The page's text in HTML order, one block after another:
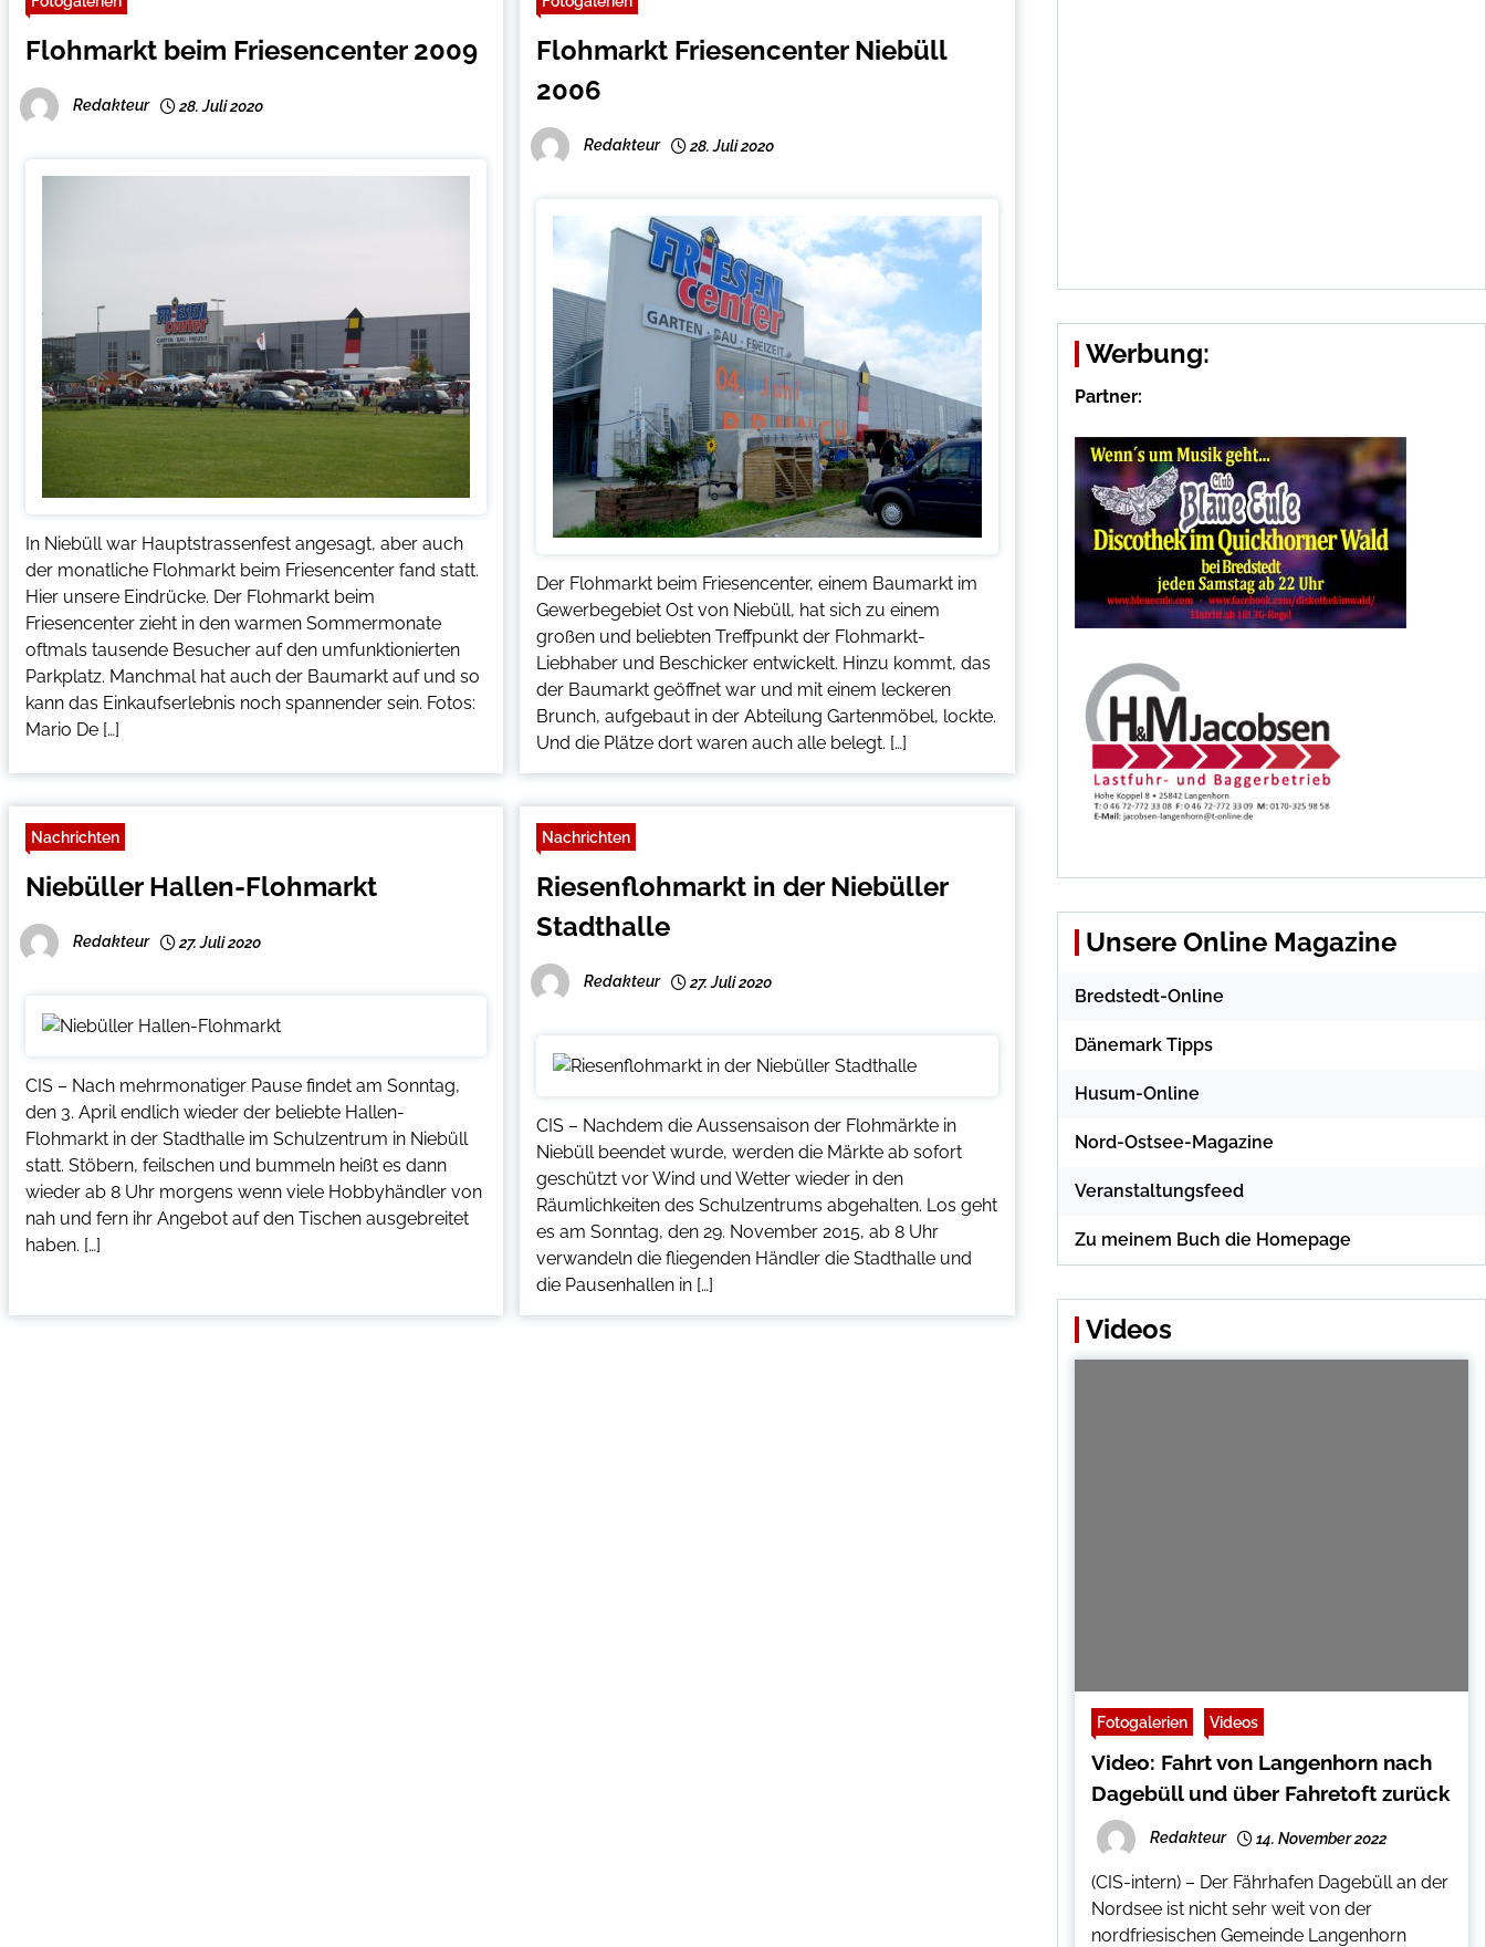
Flohmarkt beim Friesencenter 2009
Redakteur 28. Juli 2020
In Niebüll war Hauptstrassenfest angesagt, aber auch
der monatliche Flohmarkt beim Friesencenter fand statt.
Hier unsere Eindrücke. Der Flohmarkt beim
Friesencenter zieht in den warmen Sommermonate
oftmals tausende Besucher auf den umfunktionierten
Parkplatz. Manchmal hat auch der Baumarkt auf und so
kann das Einkaufserlebnis noch spannender sein. Fotos:
Mario De […]
Flohmarkt Friesencenter Niebüll
2006
Redakteur 28. Juli 2020
Der Flohmarkt beim Friesencenter, einem Baumarkt im
Gewerbegebiet Ost von Niebüll, hat sich zu einem
großen und beliebten Treffpunkt der Flohmarkt-
Liebhaber und Beschicker entwickelt. Hinzu kommt, das
der Baumarkt geöffnet war und mit einem leckeren
Brunch, aufgebaut in der Abteilung Gartenmöbel, lockte.
Und die Plätze dort waren auch alle belegt. […]
Nachrichten
Niebüller Hallen-Flohmarkt
Redakteur 27. Juli 2020
CIS – Nach mehrmonatiger Pause findet am Sonntag,
den 3. April endlich wieder der beliebte Hallen-
Flohmarkt in der Stadthalle im Schulzentrum in Niebüll
statt. Stöbern, feilschen und bummeln heißt es dann
wieder ab 8 Uhr morgens wenn viele Hobbyhändler von
nah und fern ihr Angebot auf den Tischen ausgebreitet
haben. […]
Nachrichten
Riesenflohmarkt in der Niebüller
Stadthalle
Redakteur 27. Juli 2020
CIS – Nachdem die Aussensaison der Flohmärkte in
Niebüll beendet wurde, werden die Märkte ab sofort
geschützt vor Wind und Wetter wieder in den
Räumlichkeiten des Schulzentrums abgehalten. Los geht
es am Sonntag, den 29. November 2015, ab 8 Uhr
verwandeln die fliegenden Händler die Stadthalle und
die Pausenhallen in […]
Werbung:
Partner:
Unsere Online Magazine
Bredstedt-Online
Dänemark Tipps
Husum-Online
Nord-Ostsee-Magazine
Veranstaltungsfeed
Zu meinem Buch die Homepage
Videos
Fotogalerien Videos
Video: Fahrt von Langenhorn nach
Dagebüll und über Fahretoft zurück
Redakteur 14. November 2022
(CIS-intern) – Der Fährhafen Dagebüll an der
Nordsee ist nicht sehr weit von der
nordfriesischen Gemeinde Langenhorn